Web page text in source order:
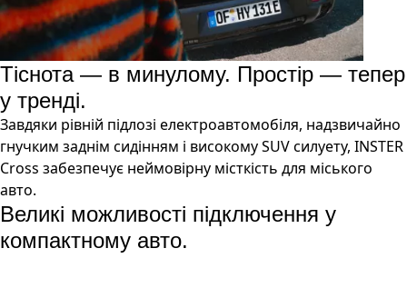
Тіснота — в минулому. Простір — тепер
у тренді.
Завдяки рівній підлозі електроавтомобіля, надзвичайно
гнучким заднім сидінням і високому SUV силуету, INSTER
Cross забезпечує неймовірну місткість для міського
авто.
Великі можливості підключення у
компактному авто.